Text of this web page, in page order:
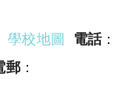
學校地圖 電話：
郵：